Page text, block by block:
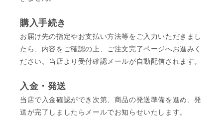
購入手続き
お届け先の指定やお支払い方法等をご入力いただきまし
たら、内容をご確認の上、ご注文完了ページへお進みく
ださい。当店より受付確認メールが自動配信されます。
入金・発送
当店で入金確認ができ次第、商品の発送準備を進め、発
送が完了しましたらメールでお知らせいたします。